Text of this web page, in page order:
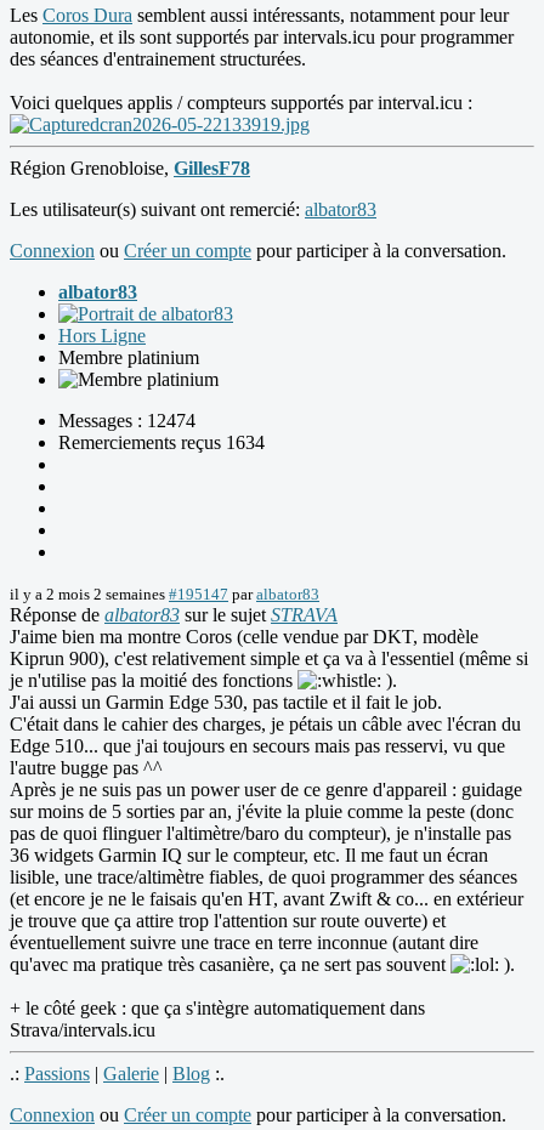
Les Coros Dura semblent aussi intéressants, notamment pour leur
autonomie, et ils sont supportés par intervals.icu pour programmer
des séances d'entrainement structurées.
Voici quelques applis / compteurs supportés par interval.icu :
Région Grenobloise, GillesF78
Les utilisateur(s) suivant ont remercié: albator83
Connexion ou Créer un compte pour participer à la conversation.
albator83
Hors Ligne
Membre platinium
Messages : 12474
Remerciements reçus 1634
il y a 2 mois 2 semaines #195147 paralbator83
Réponse de albator83 sur le sujet STRAVA
J'aime bien ma montre Coros (celle vendue par DKT, modèle
Kiprun 900), c'est relativement simple et ça va à l'essentiel (même si
je n'utilise pas la moitié des fonctions
).
J'ai aussi un Garmin Edge 530, pas tactile et il fait le job.
C'était dans le cahier des charges, je pétais un câble avec l'écran du
Edge 510... que j'ai toujours en secours mais pas resservi, vu que
l'autre bugge pas ^^
Après je ne suis pas un power user de ce genre d'appareil : guidage
sur moins de 5 sorties par an, j'évite la pluie comme la peste (donc
pas de quoi flinguer l'altimètre/baro du compteur), je n'installe pas
36 widgets Garmin IQ sur le compteur, etc. Il me faut un écran
lisible, une trace/altimètre fiables, de quoi programmer des séances
(et encore je ne le faisais qu'en HT, avant Zwift & co... en extérieur
je trouve que ça attire trop l'attention sur route ouverte) et
éventuellement suivre une trace en terre inconnue (autant dire
qu'avec ma pratique très casanière, ça ne sert pas souvent
).
+ le côté geek : que ça s'intègre automatiquement dans
Strava/intervals.icu
.: Passions | Galerie | Blog :.
Connexion ou Créer un compte pour participer à la conversation.